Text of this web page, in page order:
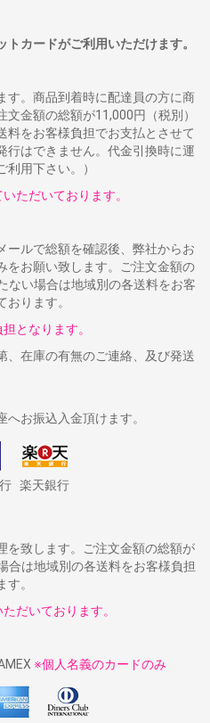
カードがご利用いただけます。
す。商品到着時に配達員の方に商
金額の総額が11,000円（税別）
料をお客様負担でお支払とさせて
行はできません。代金引換時に運
をご利用下さい。）
ただいております。
ールで総額を確認後、弊社からお
をお願い致します。ご注文金額の
ない場合は地域別の各送料をお客
頂いております。
となります。
、在庫の有無のご連絡、及び発送
へお振込入金頂けます。
楽天銀行
を致します。ご注文金額の総額が
合は地域別の各送料をお客様負担
ります。
だいております。
※個人名義のカードのみ